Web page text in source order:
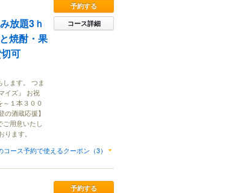
放題3ｈ
焼酎・果
可
ます。 つま
イズ』 お祝
１本３００
酒蔵応援】
用意いたし
ます。
予約する
コース詳細
コース予約で使えるクーポン（3）
予約する